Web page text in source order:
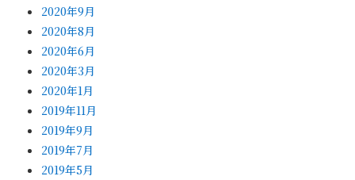
2020年9月
2020年8月
2020年6月
2020年3月
2020年1月
2019年11月
2019年9月
2019年7月
2019年5月